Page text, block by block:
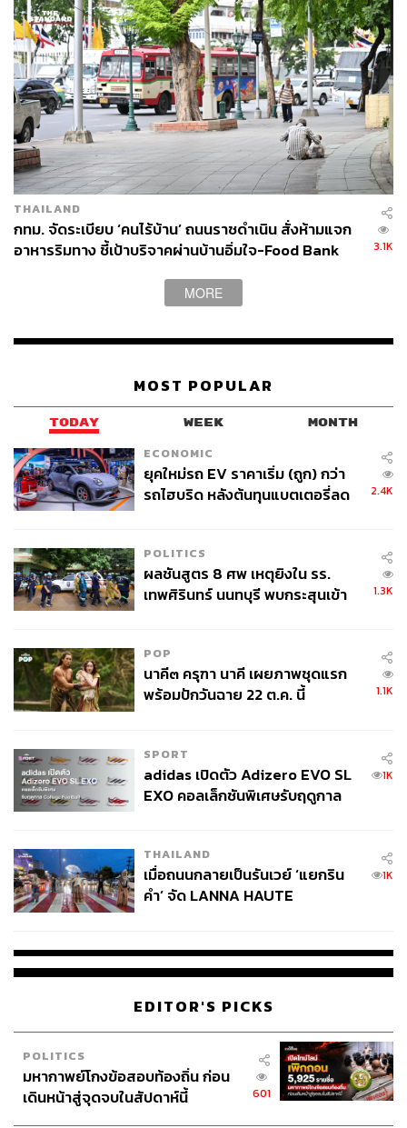
TAGS: ชัชชาติ สิทธิพันธุ์ กรุงเทพมหานคร
ขสมก.
เย็นตรงจากโรงงาน [ADVERTORIAL]
THAILAND
กทม. จัดระเบียบ ‘คนไร้บ้าน’ ถนนราชดำเนิน สั่งห้ามแจก
อาหารริมทาง ชี้เป้าบริจาคผ่านบ้านอิ่มใจ-Food Bank
3.1K
MORE
MOST POPULAR
TODAY WEEK MONTH
ECONOMIC
ยุคใหม่รถ EV ราคาเริ่ม (ถูก) กว่า
รถไฮบริด หลังต้นทุนแบตเตอรี่ลด
2.4K
POLITICS
ผลชันสูตร 8 ศพ เหตุยิงใน รร.
เทพศิรินทร์ นนทบุรี พบกระสุนเข้า
1.3K
POP
นาคี๓ ครุฑา นาคี เผยภาพชุดแรก
พร้อมปักวันฉาย 22 ต.ค. นี้
1.1K
SPORT
adidas เปิดตัว Adizero EVO SL
EXO คอลเล็กชันพิเศษรับฤดูกาล
1K
THAILAND
เมื่อถนนกลายเป็นรันเวย์ ‘แยกริน
คำ’ จัด LANNA HAUTE
1K
EDITOR'S PICKS
POLITICS
มหากาพย์โกงข้อสอบท้องถิ่น ก่อน
เดินหน้าสู่จุดจบในสัปดาห์นี้
601